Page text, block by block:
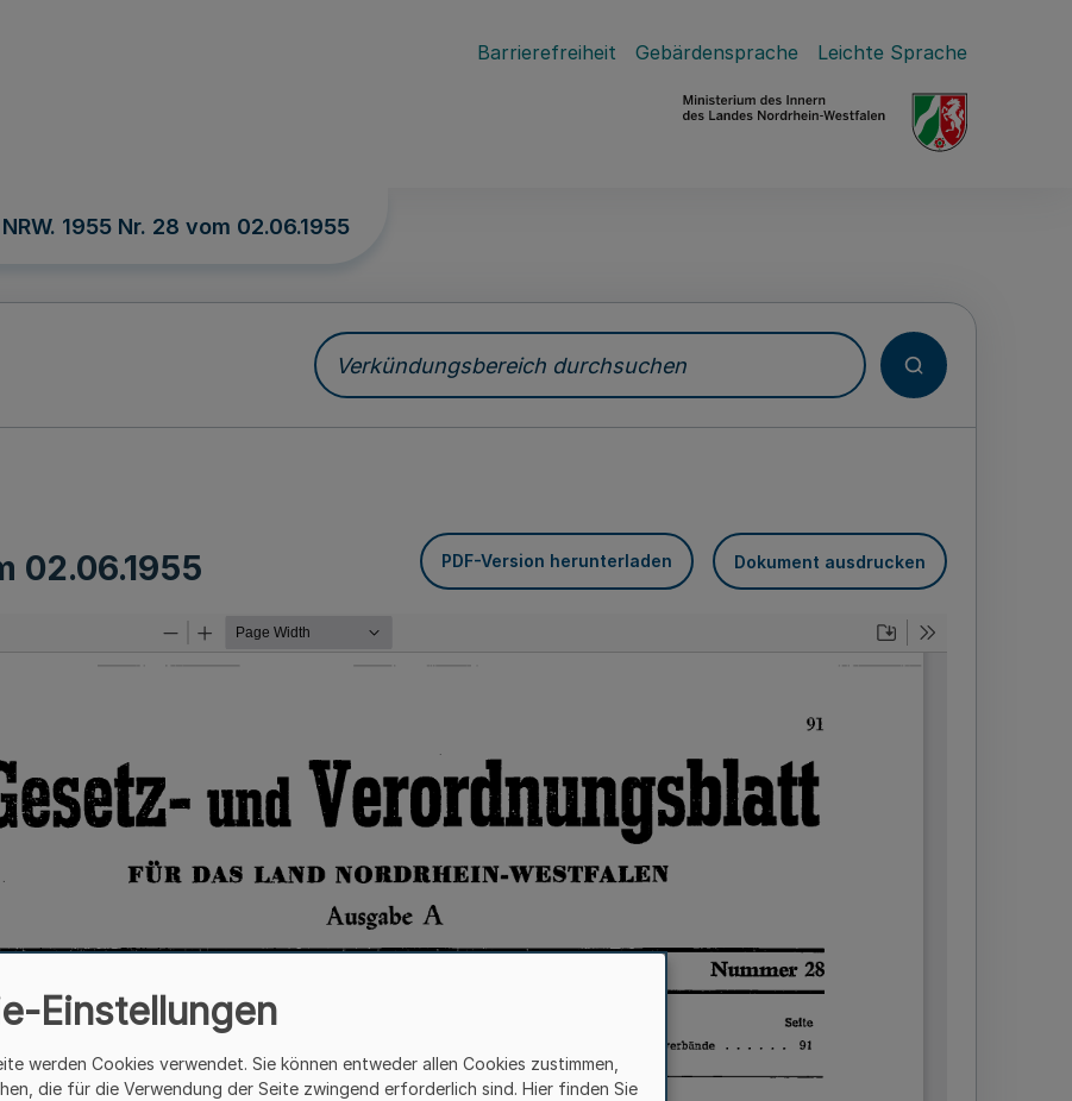
Barrierefreiheit Gebärdensprache Leichte Sprache
NRW. 1955 Nr. 28 vom 02.06.1955
Verkündungsbereich durchsuchen
02.06.1955 PDF-Version herunterladen Dokument ausdrucken
Einstellungen
werden Cookies verwendet. Sie können entweder allen Cookies zustimmen,
die für die Verwendung der Seite zwingend erforderlich sind. Hier finden Sie